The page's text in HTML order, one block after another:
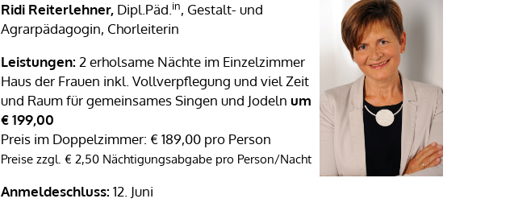
Ridi Reiterlehner, Dipl.Päd. in, Gestalt- und
Agrarpädagogin, Chorleiterin
Leistungen: 2 erholsame Nächte im Einzelzimmer
Haus der Frauen inkl. Vollverpflegung und viel Zeit
und Raum für gemeinsames Singen und Jodeln um
€ 199,00
Preis im Doppelzimmer: € 189,00 pro Person
Preise zzgl. € 2,50 Nächtigungsabgabe pro Person/Nacht
Anmeldeschluss: 12. Juni